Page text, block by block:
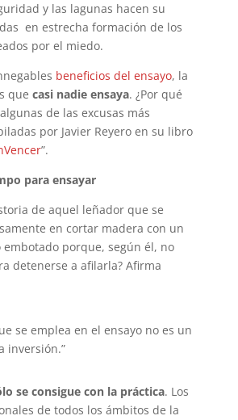
y las lagunas hacen su
en estrecha formación de los
por el miedo.
beneficios del ensayo, la
que casi nadie ensaya. ¿Por qué
de las excusas más
por Javier Reyero en su libro
”.
para ensayar
de aquel leñador que se
en cortar madera con un
embotado porque, según él, no
detenerse a afilarla? Afirma
se emplea en el ensayo no es un
inversión.”
se consigue con la práctica. Los
de todos los ámbitos de la